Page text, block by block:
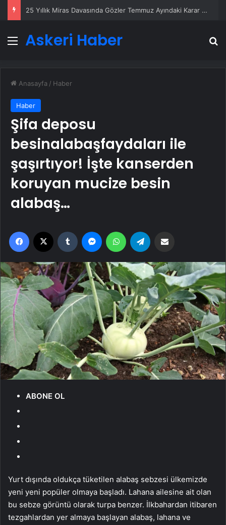
25 Yıllık Miras Davasında Gözler Temmuz Ayındaki Karar Duruşmasına Çevrildi
Menü
Askeri Haber
Anasayfa / Haber
Haber
Şifa deposu
besinalabaşfaydaları ile
şaşırtıyor! İşte kanserden
koruyan mucize besin
alabaş…
Facebook Tumblr MessengerWhatsApp
ABONE OL
Yurt dışında oldukça tüketilen alabaş sebzesi ülkemizde
yeni yeni popüler olmaya başladı. Lahana ailesine ait olan
bu sebze görüntü olarak turpa benzer. İlkbahardan itibaren
tezgahlardan yer almaya başlayan alabaş, lahana ve